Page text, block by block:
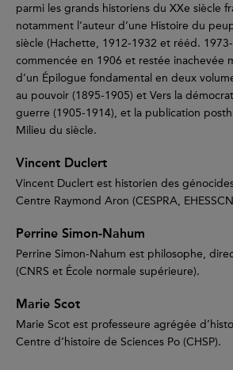
parmi les grands historiens du XXe siècle
notamment l’auteur d’une Histoire du
siècle (Hachette, 1912-1932 et rééd.
commencée en 1906 et restée inachevée
d’un Épilogue fondamental en deux
au pouvoir (1895-1905) et Vers la
guerre (1905-1914), et la publication
Milieu du siècle.
Vincent Duclert
Vincent Duclert est historien des
Centre Raymond Aron (CESPRA,
Perrine Simon-Nahum
Perrine Simon-Nahum est philosophe,
(CNRS et École normale supérieure).
Marie Scot
Marie Scot est professeure agrégée
Centre d’histoire de Sciences Po (CHSP).